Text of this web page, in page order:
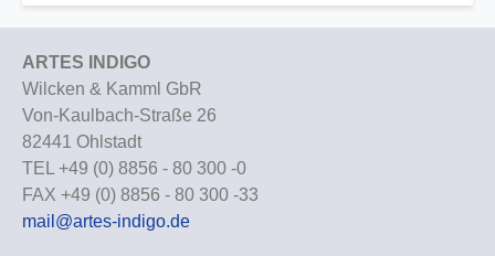
ARTES INDIGO
Wilcken & Kamml GbR
Von-Kaulbach-Straße 26
82441 Ohlstadt
TEL +49 (0) 8856 - 80 300 -0
FAX +49 (0) 8856 - 80 300 -33
mail@artes-indigo.de